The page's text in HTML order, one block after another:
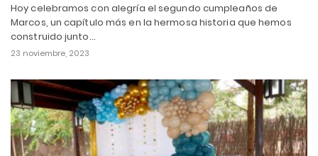
Hoy celebramos con alegría el segundo cumpleaños de
Marcos, un capítulo más en la hermosa historia que hemos
construido junto…
23 noviembre, 2023